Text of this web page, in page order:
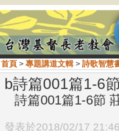
首頁> 專題講道文輯> 詩歌智慧
b詩篇001篇1-6
詩篇001篇1-6節
發表於2018/02/17